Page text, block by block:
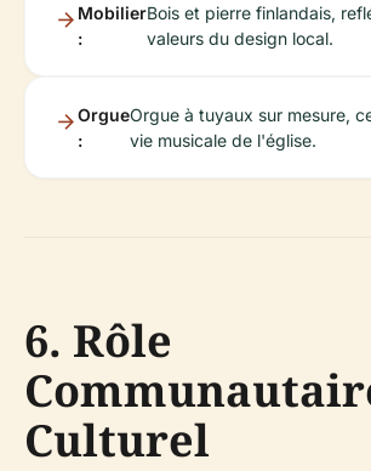
Mobilier
:
Bois et pierre finlandais,
valeurs du design local.
Orgue
:
Orgue à tuyaux sur mesure,
vie musicale de l'église.
6. Rôle
Culturel